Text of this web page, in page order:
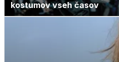
kostumov vseh časov